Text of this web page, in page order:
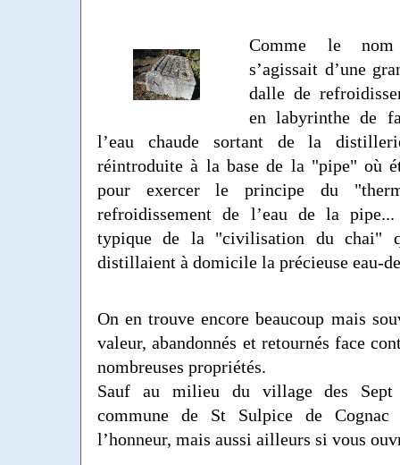
Comme le
s’agissait d’une
dalle de
en labyrinthe de
l’eau chaude sortant de la
réintroduite à la base de la "pipe" où
pour exercer le principe du
refroidissement de l’eau de la
typique de la "civilisation du chai"
distillaient à domicile la précieuse eau-
On en trouve encore beaucoup mais
valeur, abandonnés et retournés face
nombreuses propriétés.
Sauf au milieu du village des Sept
commune de St Sulpice de
l’honneur, mais aussi ailleurs si vous